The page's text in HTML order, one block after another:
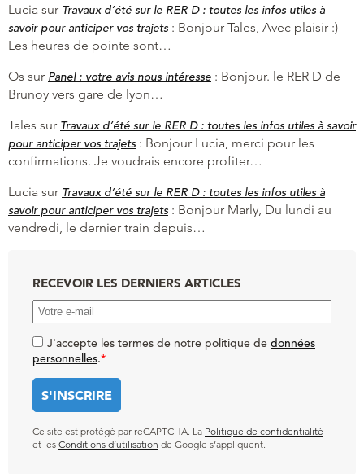
Lucia sur Travaux d’été sur le RER D : toutes les infos utiles à
savoir pour anticiper vos trajets : Bonjour Tales, Avec plaisir :)
Les heures de pointe sont…
Os sur Panel : votre avis nous intéresse : Bonjour. le RER D de
Brunoy vers gare de lyon…
Tales sur Travaux d’été sur le RER D : toutes les infos utiles à savoir
pour anticiper vos trajets : Bonjour Lucia, merci pour les
confirmations. Je voudrais encore profiter…
Lucia sur Travaux d’été sur le RER D : toutes les infos utiles à
savoir pour anticiper vos trajets : Bonjour Marly, Du lundi au
vendredi, le dernier train depuis…
RECEVOIR LES DERNIERS ARTICLES
J'accepte les termes de notre politique de données
personnelles.*
Ce site est protégé par reCAPTCHA. La Politique de confidentialité
et les Conditions d’utilisation de Google s’appliquent.